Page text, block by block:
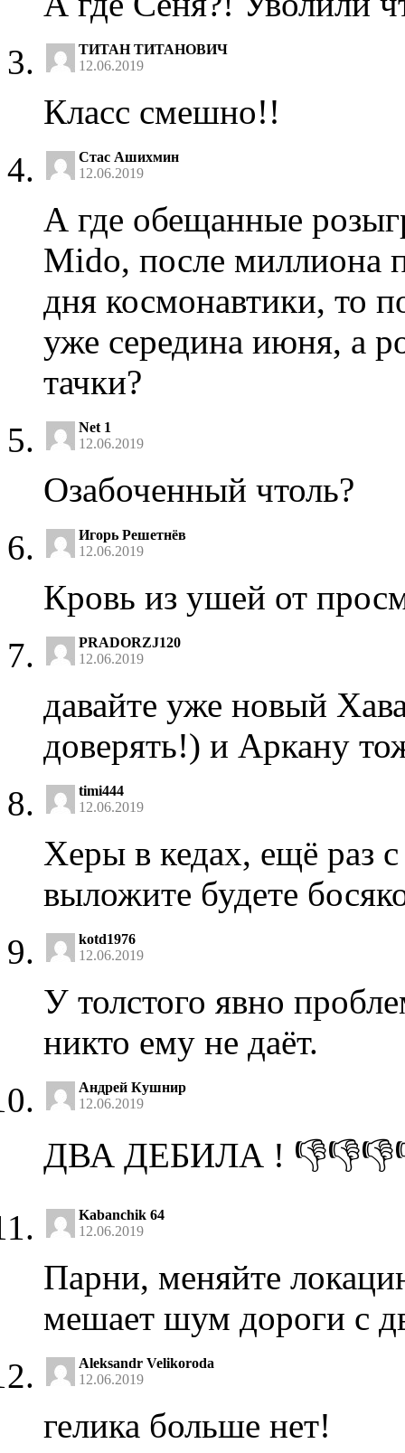
ТИТАН ТИТАНОВИЧ
12.06.2019
Класс смешно!!
Стас Ашихмин
12.06.2019
А где обещанные
Mido, после миллиона
дня космонавтики, то
уже середина июня, а
тачки?
Net 1
12.06.2019
Озабоченный чтоль?
Игорь Решетнёв
12.06.2019
Кровь из ушей от
PRADORZJ120
12.06.2019
давайте уже новый
доверять!) и Аркану
timi444
12.06.2019
Херы в кедах, ещё
выложите будете
kotd1976
12.06.2019
У толстого явно
никто ему не даёт.
Андрей Кушнир
12.06.2019
ДВА ДЕБИЛА !
Kabanchik 64
12.06.2019
Парни, меняйте
мешает шум дороги с
Aleksandr Velikoroda
12.06.2019
гелика больше нет!